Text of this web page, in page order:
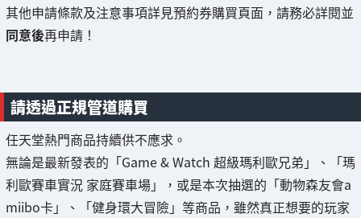
其他申請條款及注意事項詳見預約券購買頁面，請務必詳閱並
同意後再申請！
請透過正規管道購買
任天堂熱門商品持續供不應求。
無論是最新發表的「Game & Watch 超級瑪利歐兄弟」、「瑪
利歐賽車實況 家庭賽車場」，或是本次抽選的「動物森友會a
miibo卡」、「健身環大冒險」等商品，雖然真正想要的玩家